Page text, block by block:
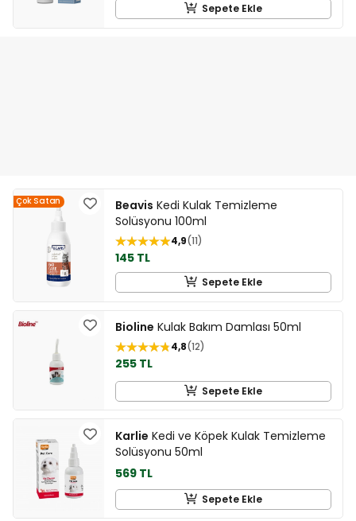
Sepete Ekle
Çok Satan Beavis Kedi Kulak Temizleme
Solüsyonu 100ml
4,9 11
145 TL
Sepete Ekle
Bioline Kulak Bakım Damlası 50ml
4,8 12
255 TL
Sepete Ekle
Karlie Kedi ve Köpek Kulak Temizleme
Solüsyonu 50ml
569 TL
Sepete Ekle